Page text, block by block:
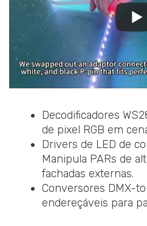
Decodificadores
de pixel RGB em
Drivers de LED de
Manipula PARs de
fachadas externas.
Conversores DMX-
endereçáveis para